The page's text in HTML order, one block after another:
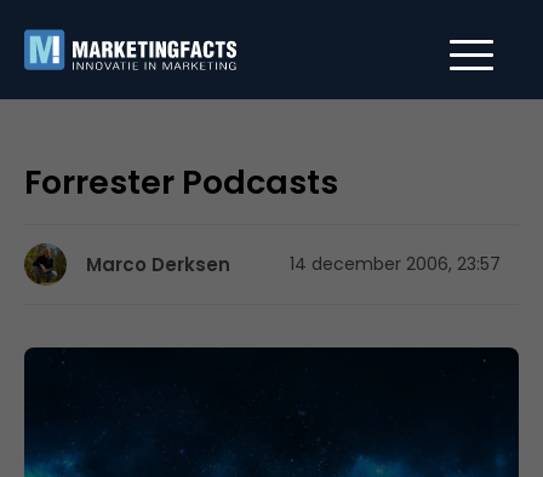
Forrester Podcasts
Marco Derksen 14 december 2006, 23:57